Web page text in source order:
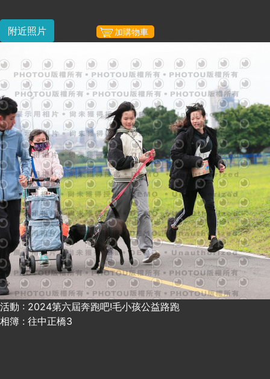
附近照片 加購物車
活動 : 2024第六屆奔跑吧!毛小孩公益路跑
相簿 : 往中正橋3